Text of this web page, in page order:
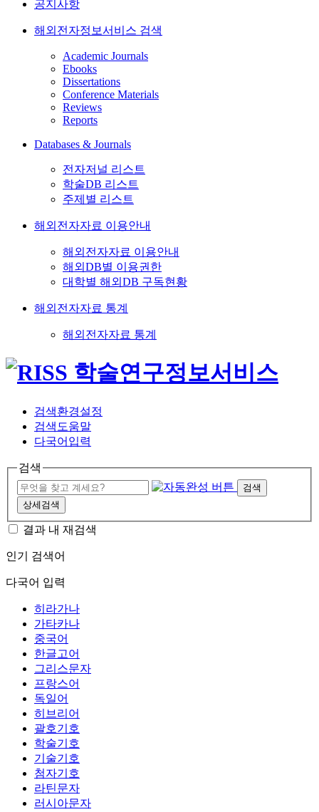
공지사항
해외전자정보서비스 검색
Academic Journals
Ebooks
Dissertations
Conference Materials
Reviews
Reports
Databases & Journals
전자저널 리스트
학술DB 리스트
주제별 리스트
해외전자자료 이용안내
해외전자자료 이용안내
해외DB별 이용권한
대학별 해외DB 구독현황
해외전자자료 통계
해외전자자료 통계
검색환경설정
검색도움말
다국어입력
검색
검색
상세검색
결과 내 재검색
인기 검색어
다국어 입력
히라가나
가타카나
중국어
한글고어
그리스문자
프랑스어
독일어
히브리어
괄호기호
학술기호
기술기호
첨자기호
라틴문자
러시아문자